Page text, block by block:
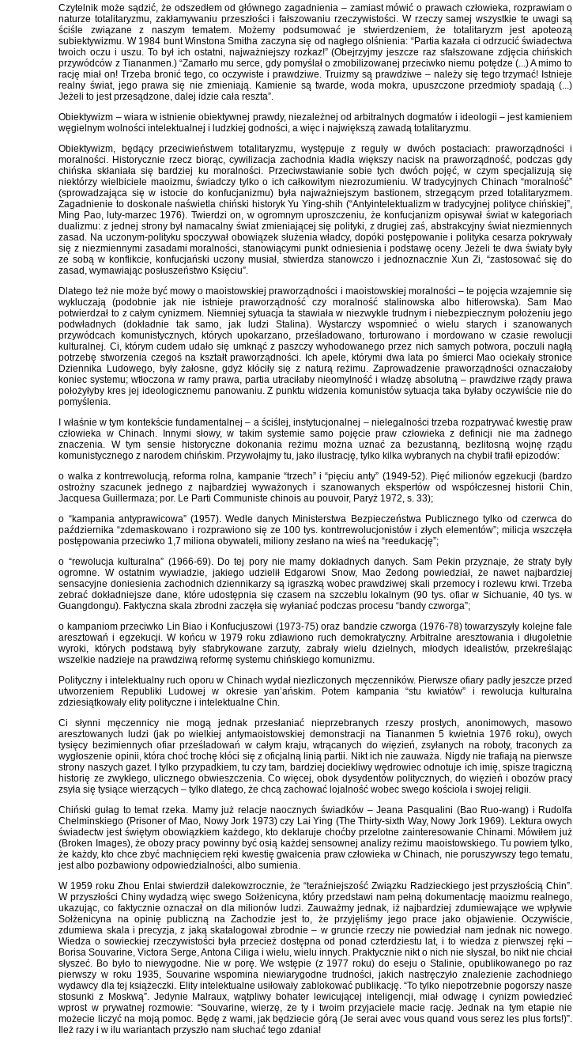
Czytelnik może sądzić, że odszedłem od głównego zagadnienia – zamiast mówić o prawach człowieka, rozprawiam o
naturze totalitaryzmu, zakłamywaniu przeszłości i fałszowaniu rzeczywistości. W rzeczy samej wszystkie te uwagi są
ściśle związane z naszym tematem. Możemy podsumować je stwierdzeniem, że totalitaryzm jest apoteozą
subiektywizmu. W 1984 bunt Winstona Smitha zaczyna się od nagłego olśnienia: “Partia kazała ci odrzucić świadectwa
twoich oczu i uszu. To był ich ostatni, najważniejszy rozkaz!” (Obejrzyjmy jeszcze raz sfałszowane zdjęcia chińskich
przywódców z Tiananmen.) “Zamarło mu serce, gdy pomyślał o zmobilizowanej przeciwko niemu potędze (...) A mimo to
rację miał on! Trzeba bronić tego, co oczywiste i prawdziwe. Truizmy są prawdziwe – należy się tego trzymać! Istnieje
realny świat, jego prawa się nie zmieniają. Kamienie są twarde, woda mokra, upuszczone przedmioty spadają (...)
Jeżeli to jest przesądzone, dalej idzie cała reszta”.
Obiektywizm – wiara w istnienie obiektywnej prawdy, niezależnej od arbitralnych dogmatów i ideologii – jest kamieniem
węgielnym wolności intelektualnej i ludzkiej godności, a więc i największą zawadą totalitaryzmu.
Obiektywizm, będący przeciwieństwem totalitaryzmu, występuje z reguły w dwóch postaciach: praworządności i
moralności. Historycznie rzecz biorąc, cywilizacja zachodnia kładła większy nacisk na praworządność, podczas gdy
chińska skłaniała się bardziej ku moralności. Przeciwstawianie sobie tych dwóch pojęć, w czym specjalizują się
niektórzy wielbiciele maoizmu, świadczy tylko o ich całkowitym niezrozumieniu. W tradycyjnych Chinach “moralność”
(sprowadzająca się w istocie do konfucjanizmu) była najważniejszym bastionem, strzegącym przed totalitaryzmem.
Zagadnienie to doskonale naświetla chiński historyk Yu Ying-shih (“Antyintelektualizm w tradycyjnej polityce chińskiej”,
Ming Pao, luty-marzec 1976). Twierdzi on, w ogromnym uproszczeniu, że konfucjanizm opisywał świat w kategoriach
dualizmu: z jednej strony był namacalny świat zmieniającej się polityki, z drugiej zaś, abstrakcyjny świat niezmiennych
zasad. Na uczonym-polityku spoczywał obowiązek służenia władcy, dopóki postępowanie i polityka cesarza pokrywały
się z niezmiennymi zasadami moralności, stanowiącymi punkt odniesienia i podstawę oceny. Jeżeli te dwa światy były
ze sobą w konflikcie, konfucjański uczony musiał, stwierdza stanowczo i jednoznacznie Xun Zi, “zastosować się do
zasad, wymawiając posłuszeństwo Księciu”.
Dlatego też nie może być mowy o maoistowskiej praworządności i maoistowskiej moralności – te pojęcia wzajemnie się
wykluczają (podobnie jak nie istnieje praworządność czy moralność stalinowska albo hitlerowska). Sam Mao
potwierdzał to z całym cynizmem. Niemniej sytuacja ta stawiała w niezwykle trudnym i niebezpiecznym położeniu jego
podwładnych (dokładnie tak samo, jak ludzi Stalina). Wystarczy wspomnieć o wielu starych i szanowanych
przywódcach komunistycznych, których upokarzano, prześladowano, torturowano i mordowano w czasie rewolucji
kulturalnej. Ci, którym cudem udało się umknąć z paszczy wyhodowanego przez nich samych potwora, poczuli nagłą
potrzebę stworzenia czegoś na kształt praworządności. Ich apele, którymi dwa lata po śmierci Mao ociekały stronice
Dziennika Ludowego, były żałosne, gdyż kłóciły się z naturą reżimu. Zaprowadzenie praworządności oznaczałoby
koniec systemu; wtłoczona w ramy prawa, partia utraciłaby nieomylność i władzę absolutną – prawdziwe rządy prawa
położyłyby kres jej ideologicznemu panowaniu. Z punktu widzenia komunistów sytuacja taka byłaby oczywiście nie do
pomyślenia.
I właśnie w tym kontekście fundamentalnej – a ściślej, instytucjonalnej – nielegalności trzeba rozpatrywać kwestię praw
człowieka w Chinach. Innymi słowy, w takim systemie samo pojęcie praw człowieka z definicji nie ma żadnego
znaczenia. W tym sensie historyczne dokonania reżimu można uznać za bezustanną, bezlitosną wojnę rządu
komunistycznego z narodem chińskim. Przywołajmy tu, jako ilustrację, tylko kilka wybranych na chybił trafił epizodów:
o walka z kontrrewolucją, reforma rolna, kampanie “trzech” i “pięciu anty” (1949-52). Pięć milionów egzekucji (bardzo
ostrożny szacunek jednego z najbardziej wyważonych i szanowanych ekspertów od współczesnej historii Chin,
Jacquesa Guillermaza; por. Le Parti Communiste chinois au pouvoir, Paryż 1972, s. 33);
o “kampania antyprawicowa” (1957). Wedle danych Ministerstwa Bezpieczeństwa Publicznego tylko od czerwca do
października “zdemaskowano i rozprawiono się ze 100 tys. kontrrewolucjonistów i złych elementów”; milicja wszczęła
postępowania przeciwko 1,7 miliona obywateli, miliony zesłano na wieś na “reedukację”;
o “rewolucja kulturalna” (1966-69). Do tej pory nie mamy dokładnych danych. Sam Pekin przyznaje, że straty były
ogromne. W ostatnim wywiadzie, jakiego udzielił Edgarowi Snow, Mao Zedong powiedział, że nawet najbardziej
sensacyjne doniesienia zachodnich dziennikarzy są igraszką wobec prawdziwej skali przemocy i rozlewu krwi. Trzeba
zebrać dokładniejsze dane, które udostępnia się czasem na szczeblu lokalnym (90 tys. ofiar w Sichuanie, 40 tys. w
Guangdongu). Faktyczna skala zbrodni zaczęła się wyłaniać podczas procesu “bandy czworga”;
o kampaniom przeciwko Lin Biao i Konfucjuszowi (1973-75) oraz bandzie czworga (1976-78) towarzyszyły kolejne fale
aresztowań i egzekucji. W końcu w 1979 roku zdławiono ruch demokratyczny. Arbitralne aresztowania i długoletnie
wyroki, których podstawą były sfabrykowane zarzuty, zabrały wielu dzielnych, młodych idealistów, przekreślając
wszelkie nadzieje na prawdziwą reformę systemu chińskiego komunizmu.
Polityczny i intelektualny ruch oporu w Chinach wydał niezliczonych męczenników. Pierwsze ofiary padły jeszcze przed
utworzeniem Republiki Ludowej w okresie yan’ańskim. Potem kampania “stu kwiatów” i rewolucja kulturalna
zdziesiątkowały elity polityczne i intelektualne Chin.
Ci słynni męczennicy nie mogą jednak przesłaniać nieprzebranych rzeszy prostych, anonimowych, masowo
aresztowanych ludzi (jak po wielkiej antymaoistowskiej demonstracji na Tiananmen 5 kwietnia 1976 roku), owych
tysięcy bezimiennych ofiar prześladowań w całym kraju, wtrącanych do więzień, zsyłanych na roboty, traconych za
wygłoszenie opinii, która choć trochę kłóci się z oficjalną linią partii. Nikt ich nie zauważa. Nigdy nie trafiają na pierwsze
strony naszych gazet. I tylko przypadkiem, tu czy tam, bardziej dociekliwy wędrowiec odnotuje ich imię, spisze tragiczną
historię ze zwykłego, ulicznego obwieszczenia. Co więcej, obok dysydentów politycznych, do więzień i obozów pracy
zsyła się tysiące wierzących – tylko dlatego, że chcą zachować lojalność wobec swego kościoła i swojej religii.
Chiński gułag to temat rzeka. Mamy już relacje naocznych świadków – Jeana Pasqualini (Bao Ruo-wang) i Rudolfa
Chelminskiego (Prisoner of Mao, Nowy Jork 1973) czy Lai Ying (The Thirty-sixth Way, Nowy Jork 1969). Lektura owych
świadectw jest świętym obowiązkiem każdego, kto deklaruje choćby przelotne zainteresowanie Chinami. Mówiłem już
(Broken Images), że obozy pracy powinny być osią każdej sensownej analizy reżimu maoistowskiego. Tu powiem tylko,
że każdy, kto chce zbyć machnięciem ręki kwestię gwałcenia praw człowieka w Chinach, nie poruszywszy tego tematu,
jest albo pozbawiony odpowiedzialności, albo sumienia.
W 1959 roku Zhou Enlai stwierdził dalekowzrocznie, że “teraźniejszość Związku Radzieckiego jest przyszłością Chin”.
W przyszłości Chiny wydadzą więc swego Sołżenicyna, który przedstawi nam pełną dokumentację maoizmu realnego,
ukazując, co faktycznie oznaczał on dla milionów ludzi. Zauważmy jednak, iż najbardziej zdumiewające we wpływie
Sołżenicyna na opinię publiczną na Zachodzie jest to, że przyjęliśmy jego prace jako objawienie. Oczywiście,
zdumiewa skala i precyzja, z jaką skatalogował zbrodnie – w gruncie rzeczy nie powiedział nam jednak nic nowego.
Wiedza o sowieckiej rzeczywistości była przecież dostępna od ponad czterdziestu lat, i to wiedza z pierwszej ręki –
Borisa Souvarine, Victora Serge, Antona Ciliga i wielu, wielu innych. Praktycznie nikt o nich nie słyszał, bo nikt nie chciał
słyszeć. Bo było to niewygodne. Nie w porę. We wstępie (z 1977 roku) do eseju o Stalinie, opublikowanego po raz
pierwszy w roku 1935, Souvarine wspomina niewiarygodne trudności, jakich nastręczyło znalezienie zachodniego
wydawcy dla tej książeczki. Elity intelektualne usiłowały zablokować publikację. “To tylko niepotrzebnie pogorszy nasze
stosunki z Moskwą”. Jedynie Malraux, wątpliwy bohater lewicującej inteligencji, miał odwagę i cynizm powiedzieć
wprost w prywatnej rozmowie: “Souvarine, wierzę, że ty i twoim przyjaciele macie rację. Jednak na tym etapie nie
możecie liczyć na moją pomoc. Będę z wami, jak będziecie górą (Je serai avec vous quand vous serez les plus forts!)”.
Ileż razy i w ilu wariantach przyszło nam słuchać tego zdania!